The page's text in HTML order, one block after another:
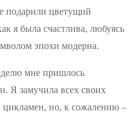
подарили цветущий
я была счастлива, любуясь
эпохи модерна.
мне пришлось
Я замучила всех своих
цикламен, но, к сожалению –